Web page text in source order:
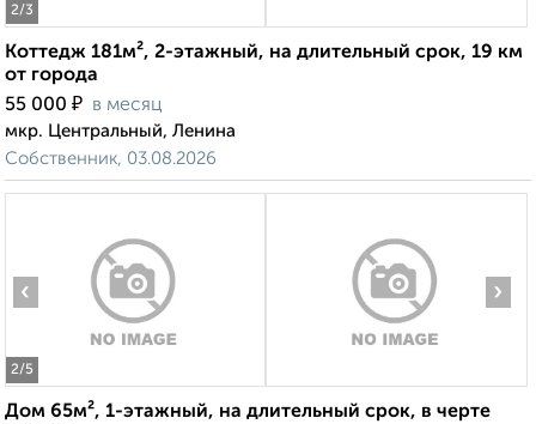
2/3
Коттедж 181м², 2-этажный, на длительный срок, 19 км
от города
55 000 ₽ в месяц
мкр. Центральный, Ленина
Собственник, 03.08.2026
2/5
‹ ›
Дом 65м², 1-этажный, на длительный срок, в черте